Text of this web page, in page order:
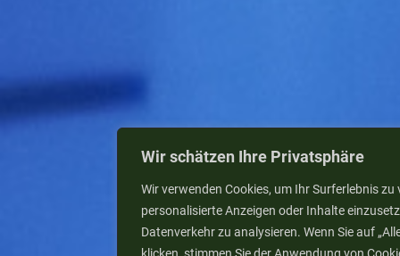
Wir schätzen Ihre Privatsphäre
Wir verwenden Cookies, um Ihr Surferlebnis zu
personalisierte Anzeigen oder Inhalte
Datenverkehr zu analysieren. Wenn Sie auf